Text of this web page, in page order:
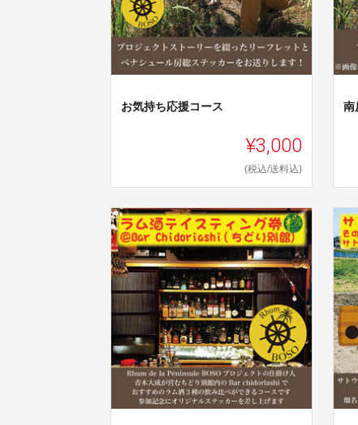
お気持ち応援コース
¥3,000
(税込/送料込)
南